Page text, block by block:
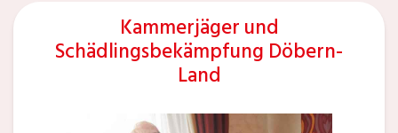
Kammerjäger und
Schädlingsbekämpfung Döbern-
Land